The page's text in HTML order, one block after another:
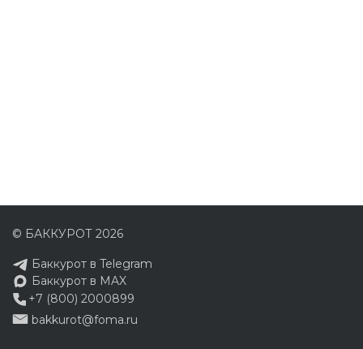
© БАККУРОТ 2026
Баккурот в Telegram
Баккурот в MAX
+7 (800) 2000899
bakkurot@foma.ru